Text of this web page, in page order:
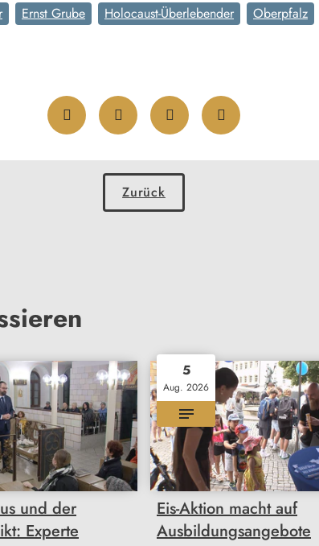
Ernst Grube Holocaust-Überlebender Oberpfalz
Zurück
und der
Experte
5
Aug. 2026
Eis-Aktion macht auf
Ausbildungsangebote